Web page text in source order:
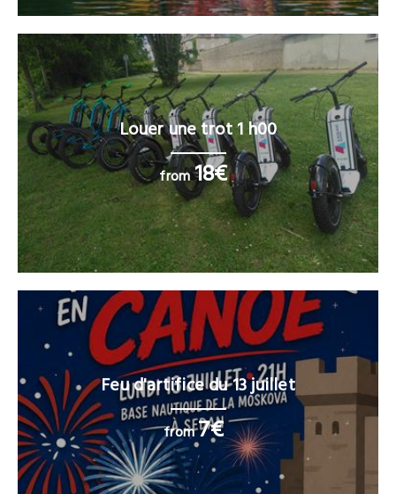
Louer une trot 1 h00
from18€
Feu d'artifice du 13 juillet
from7€